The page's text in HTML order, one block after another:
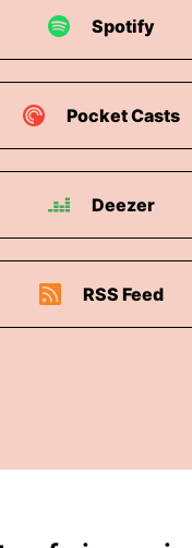
Spotify
Pocket Casts
Deezer
RSS Feed